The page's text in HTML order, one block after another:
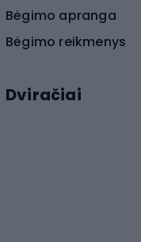
Bėgimo apranga
Bėgimo reikmenys
Dviračiai